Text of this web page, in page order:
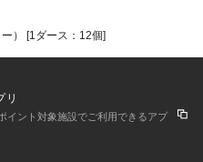
） [1ダース：12個]
リ
イント対象施設でご利用できるアプ